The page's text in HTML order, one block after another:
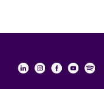
Fundação
Fundação